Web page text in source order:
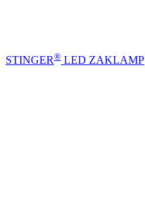
STINGER® LED ZAKLAMP